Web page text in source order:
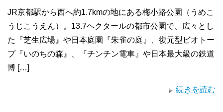
JR京都駅から西へ約1.7kmの地にある梅小路公園（うめこ
うじこうえん）。13.7ヘクタールの都市公園で、広々とし
た『芝生広場』や日本庭園『朱雀の庭』、復元型ビオトー
プ『いのちの森』、『チンチン電車』や日本最大級の鉄道
博 […]
続きを読む